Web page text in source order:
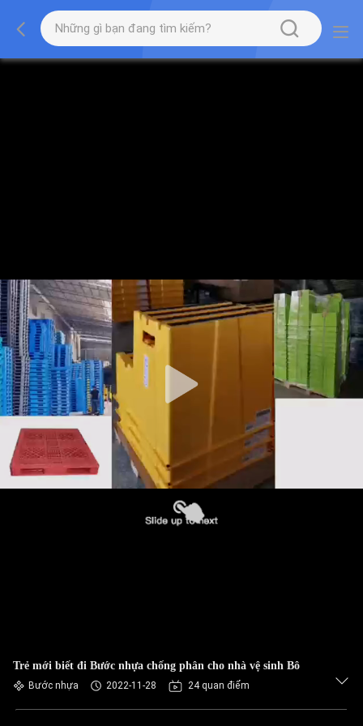
Trẻ mới biết đi Bước nhựa chống phân cho nhà vệ sinh Bô
Bước nhựa 2022-11-28 24 quan điểm